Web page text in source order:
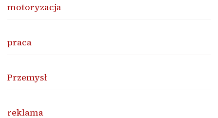
motoryzacja
praca
Przemysł
reklama